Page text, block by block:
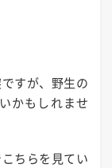
すが、野生の
かもしれませ
ちらを見てい